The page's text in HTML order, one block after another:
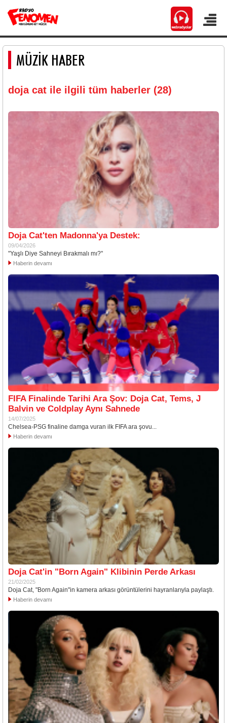
MÜZİK HABER
doja cat ile ilgili tüm haberler (28)
Doja Cat'ten Madonna'ya Destek:
09/04/2026
"Yaşlı Diye Sahneyi Bırakmalı mı?"
Haberin devamı
FIFA Finalinde Tarihi Ara Şov: Doja Cat, Tems, J
Balvin ve Coldplay Aynı Sahnede
14/07/2025
Chelsea-PSG finaline damga vuran ilk FIFA ara şovu...
Haberin devamı
Doja Cat'in "Born Again" Klibinin Perde Arkası
21/02/2025
Doja Cat, "Born Again"in kamera arkası görüntülerini hayranlarıyla paylaştı.
Haberin devamı